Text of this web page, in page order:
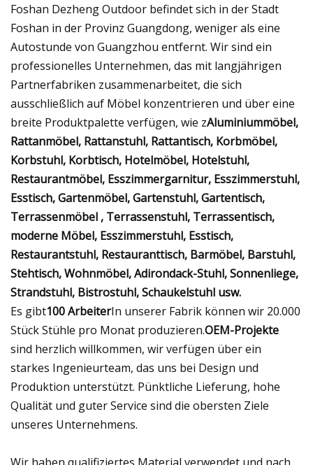
Foshan Dezheng Outdoor befindet sich in der Stadt
Foshan in der Provinz Guangdong, weniger als eine
Autostunde von Guangzhou entfernt. Wir sind ein
professionelles Unternehmen, das mit langjährigen
Partnerfabriken zusammenarbeitet, die sich
ausschließlich auf Möbel konzentrieren und über eine
breite Produktpalette verfügen, wie zAluminiummöbel,
Rattanmöbel, Rattanstuhl, Rattantisch, Korbmöbel,
Korbstuhl, Korbtisch, Hotelmöbel, Hotelstuhl,
Restaurantmöbel, Esszimmergarnitur, Esszimmerstuhl,
Esstisch, Gartenmöbel, Gartenstuhl, Gartentisch,
Terrassenmöbel , Terrassenstuhl, Terrassentisch,
moderne Möbel, Esszimmerstuhl, Esstisch,
Restaurantstuhl, Restauranttisch, Barmöbel, Barstuhl,
Stehtisch, Wohnmöbel, Adirondack-Stuhl, Sonnenliege,
Strandstuhl, Bistrostuhl, Schaukelstuhl usw.
Es gibt100 ArbeiterIn unserer Fabrik können wir 20.000
Stück Stühle pro Monat produzieren.OEM-Projekte
sind herzlich willkommen, wir verfügen über ein
starkes Ingenieurteam, das uns bei Design und
Produktion unterstützt. Pünktliche Lieferung, hohe
Qualität und guter Service sind die obersten Ziele
unseres Unternehmens.
Wir haben qualifiziertes Material verwendet und nach